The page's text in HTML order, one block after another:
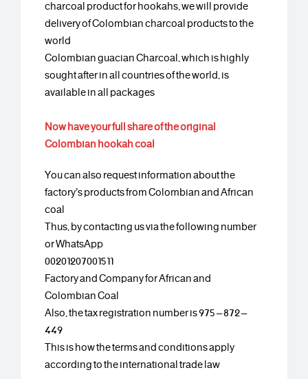
charcoal product for hookahs, we will provide
delivery of Colombian charcoal products to the
world
Colombian guacian Charcoal, which is highly
sought after in all countries of the world, is
available in all packages
Now have your full share of the original
Colombian hookah coal
You can also request information about the
factory’s products from Colombian and African
coal
Thus, by contacting us via the following number
or WhatsApp
00201207001511
Factory and Company for African and
Colombian Coal
Also, the tax registration number is 975 – 872 –
449
This is how the terms and conditions apply
according to the international trade law